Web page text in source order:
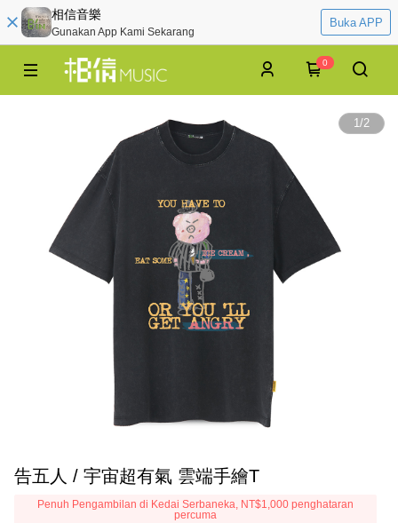
相信音樂
Gunakan App Kami Sekarang
Buka APP
0
1/2
告五人 / 宇宙超有氣 雲端手繪T
Penuh Pengambilan di Kedai Serbaneka, NT$1,000 penghataran
percuma